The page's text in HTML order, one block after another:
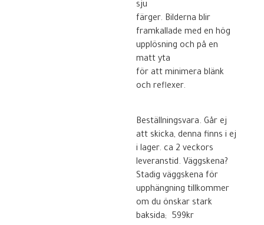
sju
färger. Bilderna blir
framkallade med en hög
upplösning och på en
matt yta
för att minimera blänk
och reflexer.
Beställningsvara. Går ej
att skicka, denna finns i ej
i lager. ca 2 veckors
leveranstid. Väggskena?
Stadig väggskena för
upphängning tillkommer
om du önskar stark
baksida; 599kr